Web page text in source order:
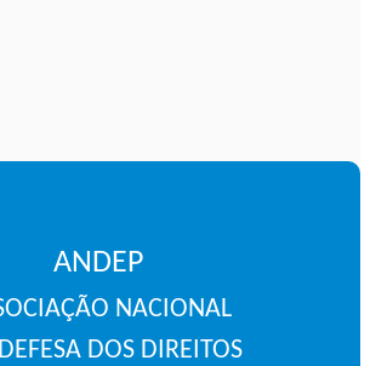
ANDEP
NACIONAL
DOS DIREITOS